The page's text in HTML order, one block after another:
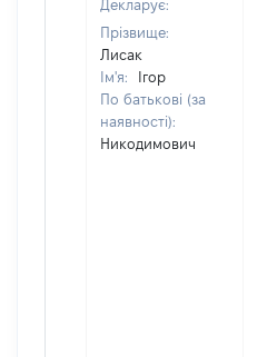
Декларує:
Прізвище:
Лисак
Ім'я:
Ігор
По батькові (за
наявності):
Никодимович